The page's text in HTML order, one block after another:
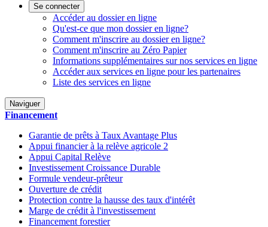
Se connecter
Accéder au dossier en ligne
Qu'est-ce que mon dossier en ligne?
Comment m'inscrire au dossier en ligne?
Comment m'inscrire au Zéro Papier
Informations supplémentaires sur nos services en ligne
Accéder aux services en ligne pour les partenaires
Liste des services en ligne
Naviguer
Financement
Garantie de prêts à Taux Avantage Plus
Appui financier à la relève agricole 2
Appui Capital Relève
Investissement Croissance Durable
Formule vendeur-prêteur
Ouverture de crédit
Protection contre la hausse des taux d'intérêt
Marge de crédit à l'investissement
Financement forestier